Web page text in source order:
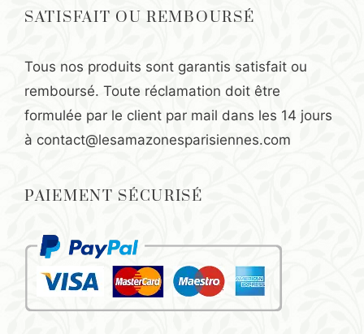
SATISFAIT OU REMBOURSÉ
Tous nos produits sont garantis satisfait ou
remboursé. Toute réclamation doit être
formulée par le client par mail dans les 14 jours
à contact@lesamazonesparisiennes.com
PAIEMENT SÉCURISÉ